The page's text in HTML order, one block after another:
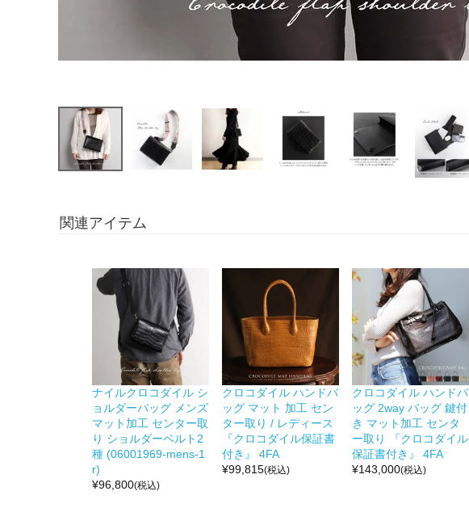
関連アイテム
ナイルクロコダイル シ
ョルダーバッグ メンズ
マット加工 センター取
り ショルダーベルト2
種 (06001969-mens-1
r)
¥96,800(税込)
クロコダイル ハンドバ
ッグ マット 加工 セン
ター取り / レディース
『クロコダイル保証書
付き』 4FA
¥99,815(税込)
クロコダイル ハンドバ
ッグ 2way バッグ 鍵付
き マット加工 センタ
ー取り 『クロコダイル
保証書付き』 4FA
¥143,000(税込)